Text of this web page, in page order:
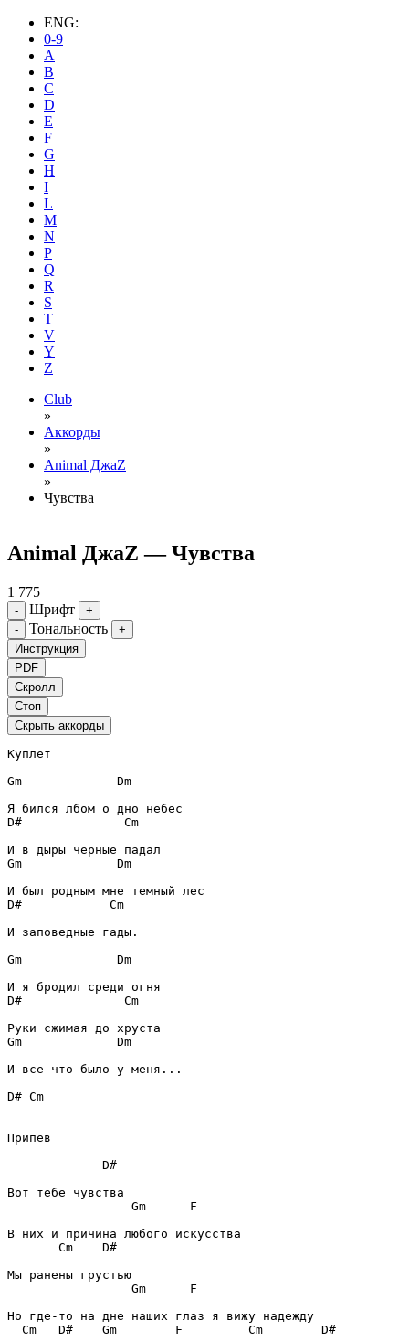
ENG:
0-9
A
B
C
D
E
F
G
H
I
L
M
N
P
Q
R
S
T
V
Y
Z
Club
»
Аккорды
»
Animal ДжаZ
»
Чувства
Animal ДжаZ — Чувства
1 775
- Шрифт
+
-
Тональность
+
Инструкция
PDF
Скролл
Стоп
Скрыть аккорды
Куплет
Gm
Dm
D#
Cm
Gm
Dm
D#
Cm
И заповедные гады.
Gm
Dm
D#
Cm
Gm
Dm
И все что было у меня...
D# Cm
Припев
D#
Gm
F
Cm
D#
Gm
F
Cm
D# Gm F Cm D#